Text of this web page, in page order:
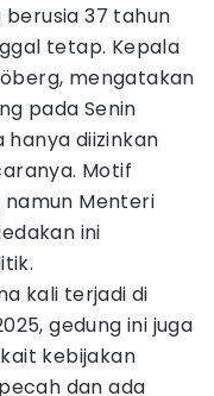
37 tahun
tetap. Kepala
mengatakan
pada Senin
hanya diizinkan
Motif
namun Menteri
ini
kali terjadi di
gedung ini juga
kebijakan
dan ada